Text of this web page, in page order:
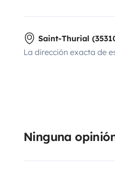
Saint-Thurial
La dirección exacta de
Ninguna